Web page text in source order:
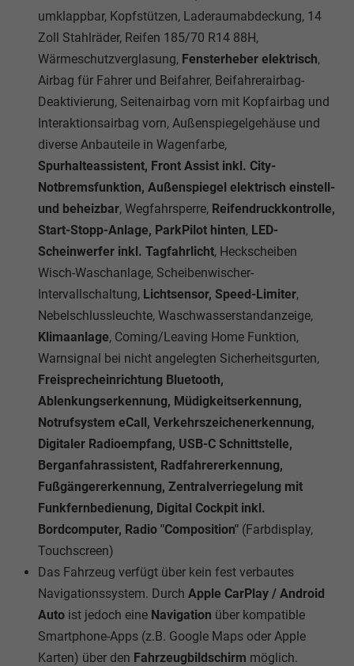
umklappbar, Kopfstützen, Laderaumabdeckung, 14
Zoll Stahlräder, Reifen 185/70 R14 88H,
Wärmeschutzverglasung, Fensterheber elektrisch,
Airbag für Fahrer und Beifahrer, Beifahrerairbag-
Deaktivierung, Seitenairbag vorn mit Kopfairbag und
Interaktionsairbag vorn, Außenspiegelgehäuse und
diverse Anbauteile in Wagenfarbe,
Spurhalteassistent, Front Assist inkl. City-
Notbremsfunktion, Außenspiegel elektrisch einstell-
und beheizbar, Wegfahrsperre, Reifendruckkontrolle,
Start-Stopp-Anlage, ParkPilot hinten, LED-
Scheinwerfer inkl. Tagfahrlicht, Heckscheiben
Wisch-Waschanlage, Scheibenwischer-
Intervallschaltung, Lichtsensor, Speed-Limiter,
Nebelschlussleuchte, Waschwasserstandanzeige,
Klimaanlage, Coming/Leaving Home Funktion,
Warnsignal bei nicht angelegten Sicherheitsgurten,
Freisprecheinrichtung Bluetooth,
Ablenkungserkennung, Müdigkeitserkennung,
Notrufsystem eCall, Verkehrszeichenerkennung,
Digitaler Radioempfang, USB-C Schnittstelle,
Berganfahrassistent, Radfahrererkennung,
Fußgängererkennung, Zentralverriegelung mit
Funkfernbedienung, Digital Cockpit inkl.
Bordcomputer, Radio "Composition" (Farbdisplay,
Touchscreen)
Das Fahrzeug verfügt über kein fest verbautes
Navigationssystem. Durch Apple CarPlay / Android
Auto ist jedoch eine Navigation über kompatible
Smartphone-Apps (z.B. Google Maps oder Apple
Karten) über den Fahrzeugbildschirm möglich.